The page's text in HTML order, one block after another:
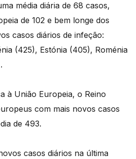
média diária de 68 casos,
de 102 e bem longe dos
casos diários de infeção:
(425), Estónia (405), Roménia
à União Europeia, o Reino
com mais novos casos
de 493.
casos diários na última